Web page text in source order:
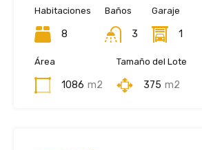
Habitaciones
8
Baños
3
Garaje
1
Área
1086 m2
Tamaño del Lote
375 m2